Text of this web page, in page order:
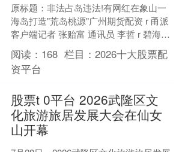
原标题：非法占岛违法!有网红在象山一
海岛打造"荒岛桃源"广州期货配资 r 甬派
客户端记者 张贻富 通讯员 李哲 r 碧海环
绕，孤岛伫立，小屋错落、炊烟袅袅。
在短....
阅读： 168 栏目：2026十大股票配
资平台
股票t 0平台 2026武隆区文
化旅游旅居发展大会在仙女
山开幕